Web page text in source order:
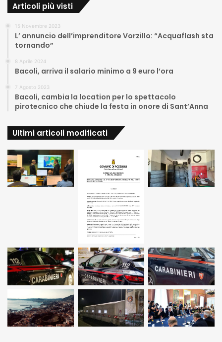
Articoli più visti
15 Novembre 2023
L’ annuncio dell’imprenditore Vorzillo: “Acquaflash sta
tornando”
8 Aprile 2024
Bacoli, arriva il salario minimo a 9 euro l’ora
7 Agosto 2023
Bacoli, cambia la location per lo spettacolo
pirotecnico che chiude la festa in onore di Sant’Anna
Ultimi articoli modificati